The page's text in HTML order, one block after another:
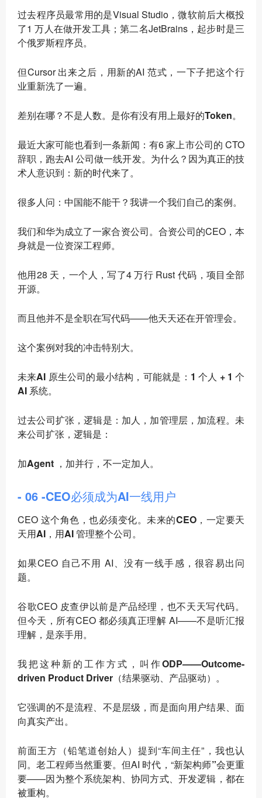
过去程序员最常用的是Visual Studio，微软前后大概投
了1 万人在做开发工具；第二名JetBrains，起步时是三
个俄罗斯程序员。
但Cursor 出来之后，用新的AI 范式，一下子把这个行
业重新洗了一遍。
差别在哪？不是人数。是你有没有用上最好的Token。
最近大家可能也看到一条新闻：有6 家上市公司的 CTO
辞职，跑去AI 公司做一线开发。为什么？因为真正的技
术人意识到： 新的时代来了。
很多人问：中国能不能干？我讲一个我们自己的案例。
我们和华为成立了一家合资公司。合资公司的CEO，本
身就是一位资深工程师。
他用28 天，一个人，写了4 万行 Rust 代码，项目全部
开源。
而且他并不是全职在写代码——他天天还在开管理会。
这个案例对我的冲击特别大。
未来AI 原生公司的最小结构，可能就是：1 个人 + 1 个
AI 系统。
过去公司扩张，逻辑是：加人，加管理层，加流程。未
来公司扩张，逻辑是：
加Agent ，加并行，不一定加人。
- 06 -CEO必须成为AI一线用户
CEO 这个角色，也必须变化。 未来的CEO，一定要天
天用AI，用AI 管理整个公司。
如果CEO 自己不用 AI、没有一线手感，很容易出问
题。
谷歌CEO 皮查伊以前是产品经理，也不天天写代码。
但今天，所有CEO 都必须真正理解 AI——不是听汇报
理解，是亲手用。
我把这种新的工作方式，叫作ODP——Outcome-
driven Product Driver（结果驱动、产品驱动） 。
它强调的不是流程、不是层级，而是面向用户结果、面
向真实产出。
前面王方（铅笔道创始人）提到“车间主任”，我也认
同。老工程师当然重要。但AI 时代，“新架构师”会更重
要——因为整个系统架构、协同方式、开发逻辑，都在
被重构。